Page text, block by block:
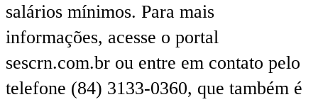
salários mínimos. Para mais
informações, acesse o portal
sescrn.com.br ou entre em contato pelo
telefone (84) 3133-0360, que também é